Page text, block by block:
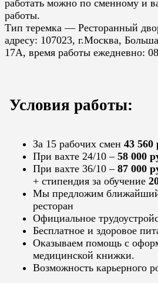
работать можно по сменному и
работы.
Тип теремка — Ресторанный
адресу: 107023, г.Москва,
17А, время работы ежедневно:
Условия работы:
За 15 рабочих смен 43 560
При вахте 24/10 – 58 000
При вахте 36/10 – 87 000
+ стипендия за обучение
Мы предложим
ресторан
Официальное
Бесплатное и здоровое
Оказываем помощь с
медицинской книжки.
Возможность карьерного